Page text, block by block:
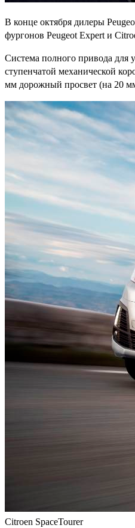
В конце октября дилеры
фургонов Peugeot Expert и
Система полного привода
ступенчатой механической
мм дорожный просвет (на 20
Citroen SpaceTourer